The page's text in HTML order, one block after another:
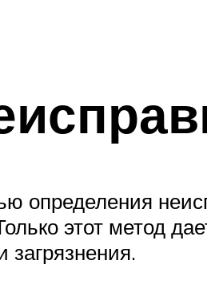
определения
этот метод
загрязнения.